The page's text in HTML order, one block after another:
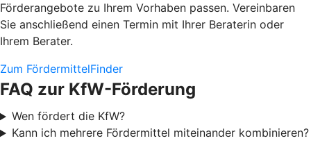
Förderangebote zu Ihrem Vorhaben passen. Vereinbaren
Sie anschließend einen Termin mit Ihrer Beraterin oder
Ihrem Berater.
Zum FördermittelFinder
FAQ zur KfW-Förderung
Wen fördert die KfW?
Kann ich mehrere Fördermittel miteinander kombinieren?